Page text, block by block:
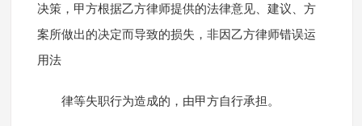
决策，甲方根据乙方律师提供的法律意见、建议、方
案所做出的决定而导致的损失，非因乙方律师错误运
用法
律等失职行为造成的，由甲方自行承担。